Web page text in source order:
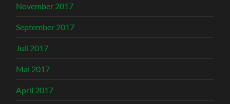
November 2017
September 2017
Juli 2017
Mai 2017
April 2017